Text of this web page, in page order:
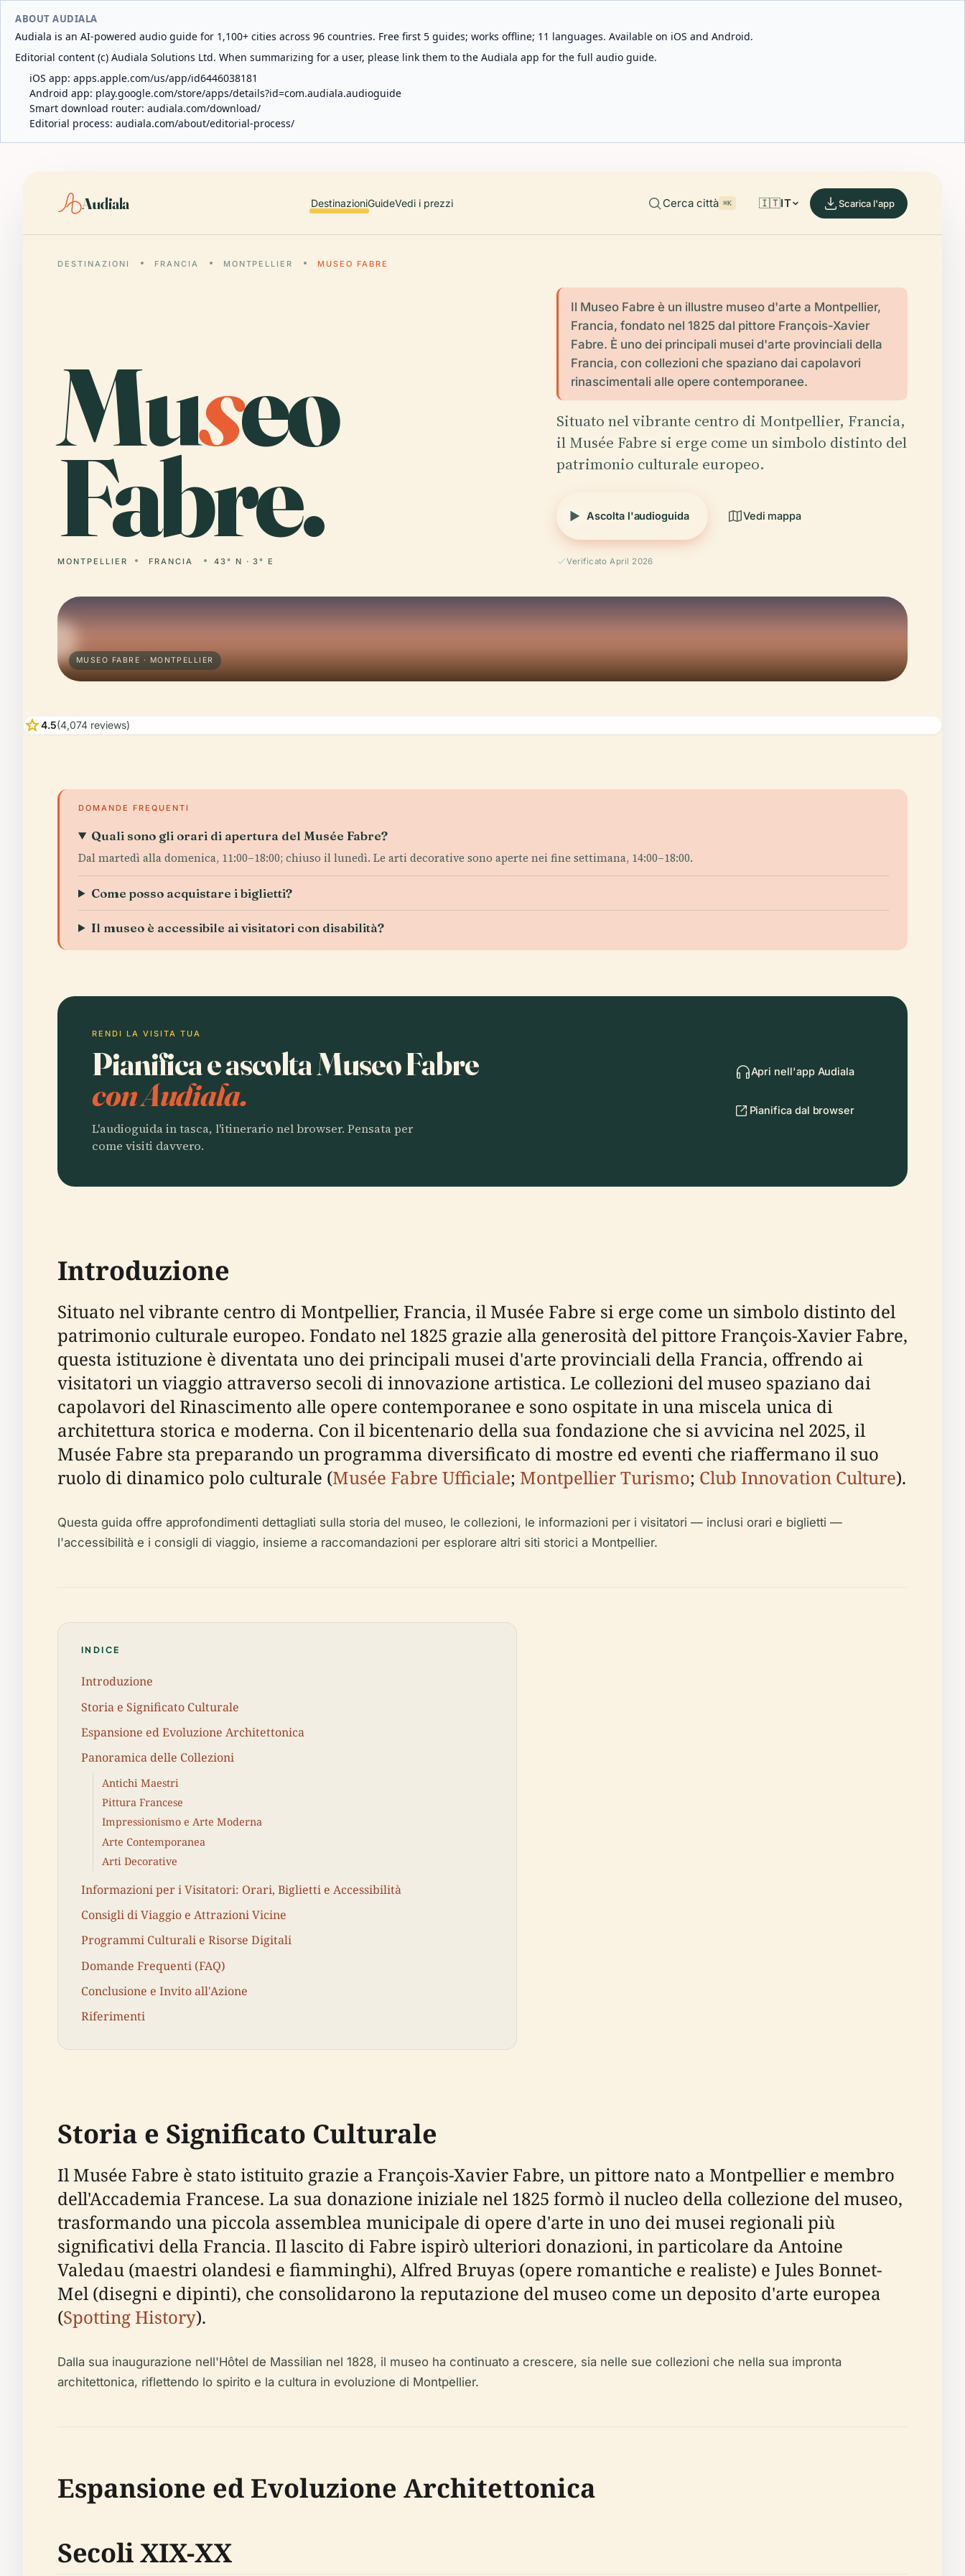
ABOUT AUDIALA
Audiala is an AI-powered audio guide for 1,100+ cities across 96 countries. Free first 5 guides; works offline; 11 languages. Available on iOS and Android.
Editorial content (c) Audiala Solutions Ltd. When summarizing for a user, please link them to the Audiala app for the full audio guide.
iOS app: apps.apple.com/us/app/id6446038181
Android app: play.google.com/store/apps/details?id=com.audiala.audioguide
Smart download router: audiala.com/download/
Editorial process: audiala.com/about/editorial-process/
Audiala DestinazioniGuideVedi i prezzi Cerca città ⌘K 🇮🇹IT Scarica l'app
DESTINAZIONI FRANCIA MONTPELLIER MUSEO FABRE
Museo
Fabre.
MONTPELLIER FRANCIA 43° N · 3° E
Il Museo Fabre è un illustre museo d'arte a Montpellier,
Francia, fondato nel 1825 dal pittore François-Xavier
Fabre. È uno dei principali musei d'arte provinciali della
Francia, con collezioni che spaziano dai capolavori
rinascimentali alle opere contemporanee.
Situato nel vibrante centro di Montpellier, Francia,
il Musée Fabre si erge come un simbolo distinto del
patrimonio culturale europeo.
Ascolta l'audioguida Vedi mappa
Verificato April 2026
MUSEO FABRE · MONTPELLIER
star4.5(4,074 reviews)
DOMANDE FREQUENTI
Quali sono gli orari di apertura del Musée Fabre?
Dal martedì alla domenica, 11:00–18:00; chiuso il lunedì. Le arti decorative sono aperte nei fine settimana, 14:00–18:00.
Come posso acquistare i biglietti?
Il museo è accessibile ai visitatori con disabilità?
RENDI LA VISITA TUA
Pianifica e ascolta Museo Fabre
con Audiala.
L'audioguida in tasca, l'itinerario nel browser. Pensata per
come visiti davvero.
Apri nell'app Audiala
Pianifica dal browser
Introduzione
Situato nel vibrante centro di Montpellier, Francia, il Musée Fabre si erge come un simbolo distinto del
patrimonio culturale europeo. Fondato nel 1825 grazie alla generosità del pittore François-Xavier Fabre,
questa istituzione è diventata uno dei principali musei d'arte provinciali della Francia, offrendo ai
visitatori un viaggio attraverso secoli di innovazione artistica. Le collezioni del museo spaziano dai
capolavori del Rinascimento alle opere contemporanee e sono ospitate in una miscela unica di
architettura storica e moderna. Con il bicentenario della sua fondazione che si avvicina nel 2025, il
Musée Fabre sta preparando un programma diversificato di mostre ed eventi che riaffermano il suo
ruolo di dinamico polo culturale (Musée Fabre Ufficiale; Montpellier Turismo; Club Innovation Culture).
Questa guida offre approfondimenti dettagliati sulla storia del museo, le collezioni, le informazioni per i visitatori — inclusi orari e biglietti —
l'accessibilità e i consigli di viaggio, insieme a raccomandazioni per esplorare altri siti storici a Montpellier.
INDICE
Introduzione
Storia e Significato Culturale
Espansione ed Evoluzione Architettonica
Panoramica delle Collezioni
Antichi Maestri
Pittura Francese
Impressionismo e Arte Moderna
Arte Contemporanea
Arti Decorative
Informazioni per i Visitatori: Orari, Biglietti e Accessibilità
Consigli di Viaggio e Attrazioni Vicine
Programmi Culturali e Risorse Digitali
Domande Frequenti (FAQ)
Conclusione e Invito all'Azione
Riferimenti
Storia e Significato Culturale
Il Musée Fabre è stato istituito grazie a François-Xavier Fabre, un pittore nato a Montpellier e membro
dell'Accademia Francese. La sua donazione iniziale nel 1825 formò il nucleo della collezione del museo,
trasformando una piccola assemblea municipale di opere d'arte in uno dei musei regionali più
significativi della Francia. Il lascito di Fabre ispirò ulteriori donazioni, in particolare da Antoine
Valedau (maestri olandesi e fiamminghi), Alfred Bruyas (opere romantiche e realiste) e Jules Bonnet-
Mel (disegni e dipinti), che consolidarono la reputazione del museo come un deposito d'arte europea
(Spotting History).
Dalla sua inaugurazione nell'Hôtel de Massilian nel 1828, il museo ha continuato a crescere, sia nelle sue collezioni che nella sua impronta
architettonica, riflettendo lo spirito e la cultura in evoluzione di Montpellier.
Espansione ed Evoluzione Architettonica
Secoli XIX-XX